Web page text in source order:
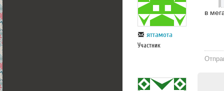
яттамота
Участник
в